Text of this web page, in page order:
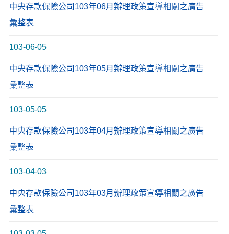
中央存款保險公司103年06月辦理政策宣導相關之廣告
彙整表
103-06-05
中央存款保險公司103年05月辦理政策宣導相關之廣告
彙整表
103-05-05
中央存款保險公司103年04月辦理政策宣導相關之廣告
彙整表
103-04-03
中央存款保險公司103年03月辦理政策宣導相關之廣告
彙整表